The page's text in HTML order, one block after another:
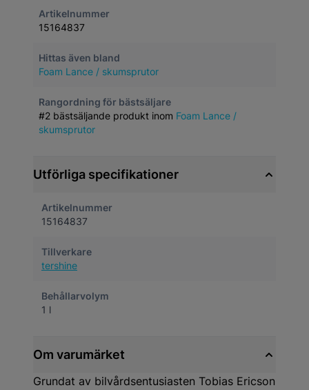
Artikelnummer
15164837
Hittas även bland
Foam Lance / skumsprutor
Rangordning för bästsäljare
#2 bästsäljande produkt inom Foam Lance /
skumsprutor
Utförliga specifikationer
Artikelnummer
15164837
Tillverkare
tershine
Behållarvolym
1 l
Om varumärket
Grundat av bilvårdsentusiasten Tobias Ericson